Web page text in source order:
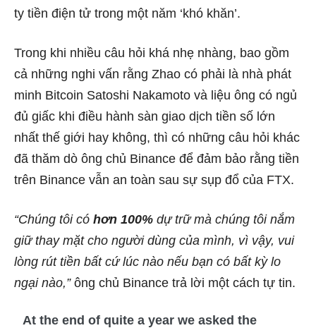
ty tiền điện tử trong một năm ‘khó khăn’.
Trong khi nhiều câu hỏi khá nhẹ nhàng, bao gồm
cả những nghi vấn rằng Zhao có phải là nhà phát
minh Bitcoin Satoshi Nakamoto và liệu ông có ngủ
đủ giấc khi điều hành sàn giao dịch tiền số lớn
nhất thế giới hay không, thì có những câu hỏi khác
đã thăm dò ông chủ Binance để đảm bảo rằng tiền
trên Binance vẫn an toàn sau sự sụp đổ của FTX.
“Chúng tôi có hơn 100% dự trữ mà chúng tôi nắm
giữ thay mặt cho người dùng của mình, vì vậy, vui
lòng rút tiền bất cứ lúc nào nếu bạn có bất kỳ lo
ngại nào,”ông chủ Binance trả lời một cách tự tin.
At the end of quite a year we asked the